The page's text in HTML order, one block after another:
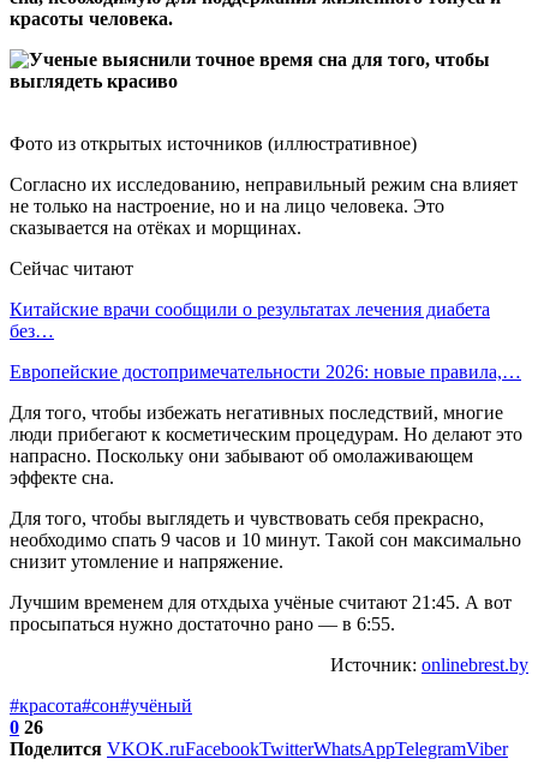
красоты человека.
Фото из открытых источников (иллюстративное)
Согласно их исследованию, неправильный режим сна влияет
не только на настроение, но и на лицо человека. Это
сказывается на отёках и морщинах.
Сейчас читают
Китайские врачи сообщили о результатах лечения диабета
без…
Европейские достопримечательности 2026: новые правила,…
Для того, чтобы избежать негативных последствий, многие
люди прибегают к косметическим процедурам. Но делают это
напрасно. Поскольку они забывают об омолаживающем
эффекте сна.
Для того, чтобы выглядеть и чувствовать себя прекрасно,
необходимо спать 9 часов и 10 минут. Такой сон максимально
снизит утомление и напряжение.
Лучшим временем для отхдыха учёные считают 21:45. А вот
просыпаться нужно достаточно рано — в 6:55.
Источник: onlinebrest.by
#красота#сон#учёный
0 26
Поделится VKOK.ruFacebookTwitterWhatsAppTelegramViber